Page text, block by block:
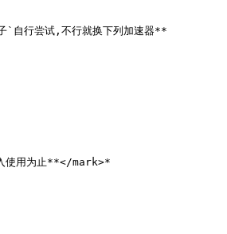
行尝试,不行就换下列加速器**
用为止**</mark>*